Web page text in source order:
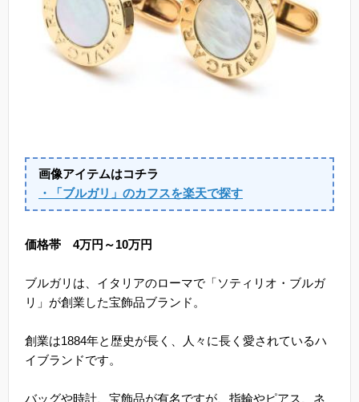
画像アイテムはコチラ
・「ブルガリ」のカフスを楽天で探す
価格帯 4万円～10万円
ブルガリは、イタリアのローマで「ソティリオ・ブルガ
リ」が創業した宝飾品ブランド。
創業は1884年と歴史が長く、人々に長く愛されているハ
イブランドです。
バッグや時計、宝飾品が有名ですが、指輪やピアス、ネ